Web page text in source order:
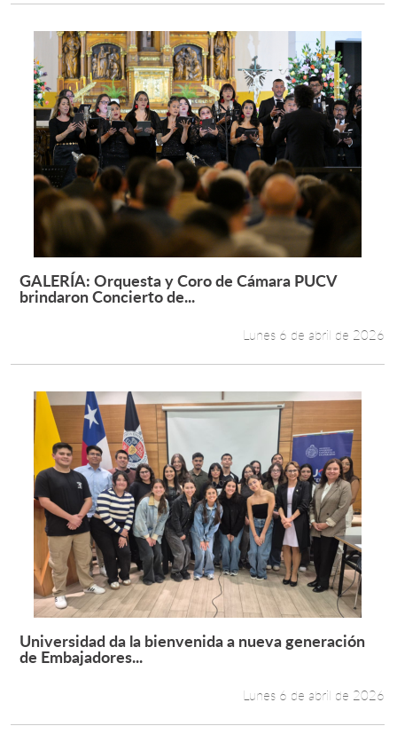
Leer más +
GALERÍA: Orquesta y Coro de Cámara PUCV
brindaron Concierto de...
Lunes 6 de abril de 2026
Leer más +
Universidad da la bienvenida a nueva generación
de Embajadores...
Lunes 6 de abril de 2026